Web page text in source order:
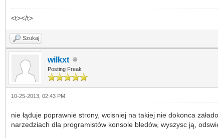
<t></t>
Szukaj
wilkxt
Posting Freak
10-25-2013, 02:43 PM
nie łąduje poprawnie strony, wcisniej na takiej nie dokonca
narzedziach dla programistów konsole błedów, wyszysc ją,